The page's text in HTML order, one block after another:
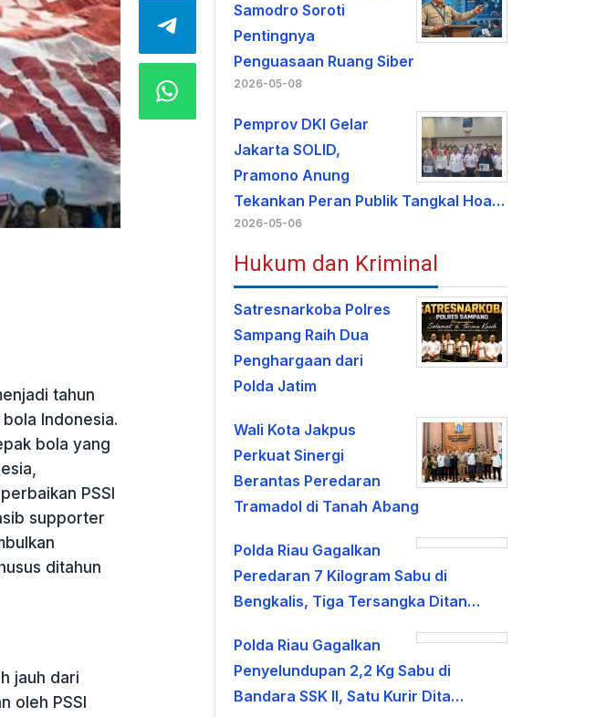
tahun
Indonesia.
bola yang
PSSI
supporter
ditahun
jauh dari
oleh PSSI
Samodro Soroti
Pentingnya
Penguasaan Ruang Siber
2026-05-08
Pemprov DKI Gelar
Jakarta SOLID,
Pramono Anung
Tekankan Peran Publik Tangkal Hoa…
2026-05-06
Hukum dan Kriminal
Satresnarkoba Polres
Sampang Raih Dua
Penghargaan dari
Polda Jatim
Wali Kota Jakpus
Perkuat Sinergi
Berantas Peredaran
Tramadol di Tanah Abang
Polda Riau Gagalkan
Peredaran 7 Kilogram Sabu di
Bengkalis, Tiga Tersangka Ditan…
Polda Riau Gagalkan
Penyelundupan 2,2 Kg Sabu di
Bandara SSK II, Satu Kurir Dita…